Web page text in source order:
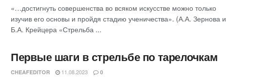
«…достигнуть совершенства во всяком искусстве можно только
изучив его основы и пройдя стадию ученичества». (А.А. Зернова и
Б.А. Крейцера «Стрельба ...
Первые шаги в стрельбе по тарелочкам
CHEAFEDITOR 11.08.2023 0